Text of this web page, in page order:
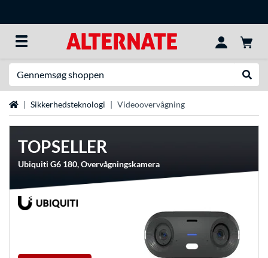
StartsideSikkerhedsteknologi Videoovervågning
TOPSELLER
Ubiquiti G6 180, Overvågningskamera